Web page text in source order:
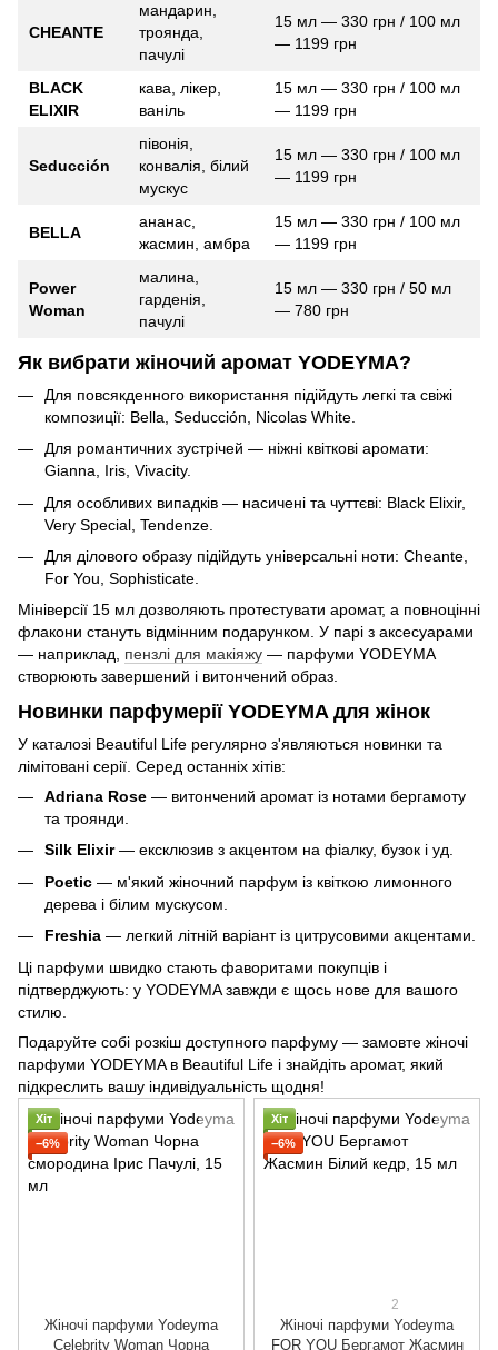
CHEANTE
мандарин,
троянда,
пачулі
15 мл — 330 грн / 100 мл
— 1199 грн
BLACK
ELIXIR
кава, лікер,
ваніль
15 мл — 330 грн / 100 мл
— 1199 грн
Seducción
півонія,
конвалія, білий
мускус
15 мл — 330 грн / 100 мл
— 1199 грн
BELLA
ананас,
жасмин, амбра
15 мл — 330 грн / 100 мл
— 1199 грн
Power
Woman
малина,
гарденія,
пачулі
15 мл — 330 грн / 50 мл
— 780 грн
Як вибрати жіночий аромат YODEYMA?
Для повсякденного використання підійдуть легкі та свіжі
композиції: Bella, Seducción, Nicolas White.
Для романтичних зустрічей — ніжні квіткові аромати:
Gianna, Iris, Vivacity.
Для особливих випадків — насичені та чуттєві: Black Elixir,
Very Special, Tendenze.
Для ділового образу підійдуть універсальні ноти: Cheante,
For You, Sophisticate.
Мініверсії 15 мл дозволяють протестувати аромат, а повноцінні
флакони стануть відмінним подарунком. У парі з аксесуарами
— наприклад, пензлі для макіяжу — парфуми YODEYMA
створюють завершений і витончений образ.
Новинки парфумерії YODEYMA для жінок
У каталозі Beautiful Life регулярно з'являються новинки та
лімітовані серії. Серед останніх хітів:
Adriana Rose — витончений аромат із нотами бергамоту
та троянди.
Silk Elixir— ексклюзив з акцентом на фіалку, бузок і уд.
Poetic — м'який жіночний парфум із квіткою лимонного
дерева і білим мускусом.
Freshia — легкий літній варіант із цитрусовими акцентами.
Ці парфуми швидко стають фаворитами покупців і
підтверджують: у YODEYMA завжди є щось нове для вашого
стилю.
Подаруйте собі розкіш доступного парфуму — замовте жіночі
парфуми YODEYMA в Beautiful Life і знайдіть аромат, який
підкреслить вашу індивідуальність щодня!
Хіт
−6%
Жіночі парфуми Yodeyma
Celebrity Woman Чорна
Хіт
−6%
2
Жіночі парфуми Yodeyma
FOR YOU Бергамот Жасмин